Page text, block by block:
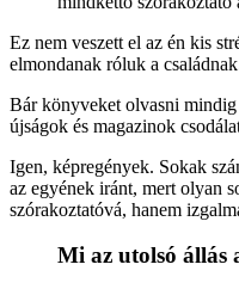
Ez nem veszett el az én kis
elmondanak róluk a
Bár könyveket olvasni mindig
újságok és magazinok
Igen, képregények. Sokak
az egyének iránt, mert olyan
szórakoztatóvá, hanem
Mi az utolsó állás